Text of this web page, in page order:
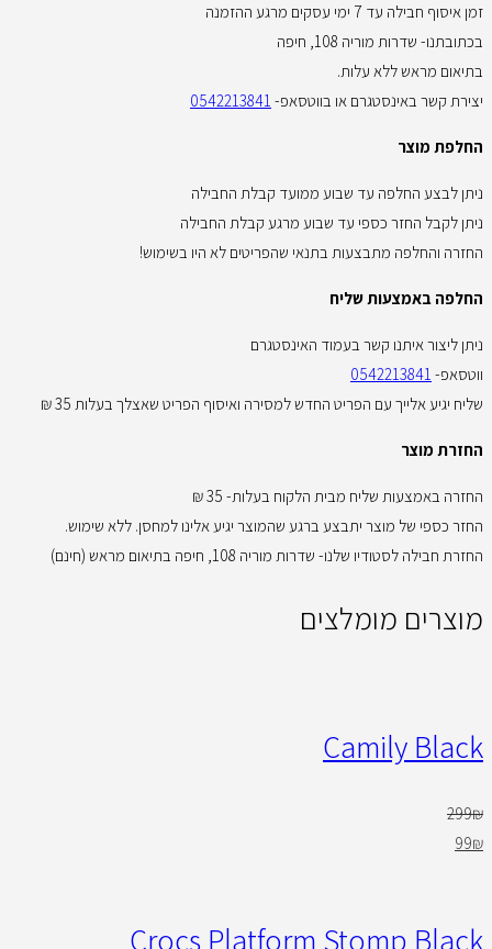
זמן איסוף חבילה עד 7 ימי עסקים מרגע ההזמנה
בכתובתנו- שדרות מוריה 108, חיפה
בתיאום מראש ללא עלות.
יצירת קשר באינסטגרם או בווטסאפ- 0542213841
החלפת מוצר
ניתן לבצע החלפה עד שבוע ממועד קבלת החבילה
ניתן לקבל החזר כספי עד שבוע מרגע קבלת החבילה
החזרה והחלפה מתבצעות בתנאי שהפריטים לא היו בשימוש!
החלפה באמצעות שליח
ניתן ליצור איתנו קשר בעמוד האינסטגרם
ווטסאפ- 0542213841
שליח יגיע אלייך עם הפריט החדש למסירה ואיסוף הפריט שאצלך בעלות 35 ₪
החזרת מוצר
החזרה באמצעות שליח מבית הלקוח בעלות- 35 ₪
החזר כספי של מוצר יתבצע ברגע שהמוצר יגיע אלינו למחסן. ללא שימוש.
החזרת חבילה לסטודיו שלנו- שדרות מוריה 108, חיפה בתיאום מראש (חינם)
מוצרים מומלצים
Camily Black
299₪
99₪
Crocs Platform Stomp Black